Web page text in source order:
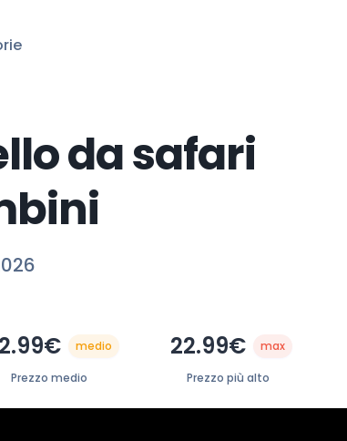
da safari
medio
Prezzo medio
22.99€ max
Prezzo più alto